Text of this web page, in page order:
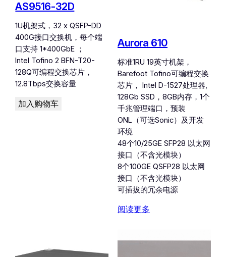
AS9516-32D
1U机架式，32 x QSFP-DD
400G接口交换机，每个端
口支持 1*400GbE ；
Intel Tofino 2 BFN-T20-
128Q可编程交换芯片，
12.8Tbps交换容量
加入购物车
Aurora 610
标准1RU 19英寸机架，
Barefoot Tofino可编程交换
芯片， Intel D-1527处理器,
128Gb SSD，8GB内存，1个
千兆管理端口，预装
ONL（可选Sonic）及开发
环境
48个10/25GE SFP28 以太网
接口（不含光模块）
8个100GE QSFP28 以太网
接口（不含光模块）
可插拔的冗余电源
阅读更多